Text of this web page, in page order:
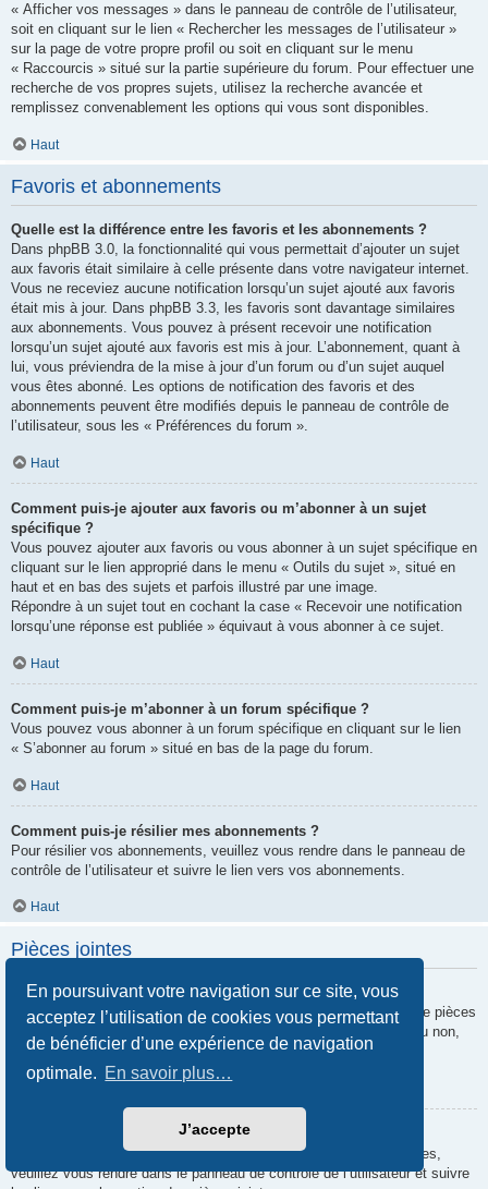
En poursuivant votre navigation sur ce site, vous
acceptez l’utilisation de cookies vous permettant
de bénéficier d’une expérience de navigation
optimale. En savoir plus…
J’accepte
« Afficher vos messages » dans le panneau de contrôle de l’utilisateur,
soit en cliquant sur le lien « Rechercher les messages de l’utilisateur »
sur la page de votre propre profil ou soit en cliquant sur le menu
« Raccourcis » situé sur la partie supérieure du forum. Pour effectuer une
recherche de vos propres sujets, utilisez la recherche avancée et
remplissez convenablement les options qui vous sont disponibles.
Haut
Favoris et abonnements
Quelle est la différence entre les favoris et les abonnements ?
Dans phpBB 3.0, la fonctionnalité qui vous permettait d’ajouter un sujet
aux favoris était similaire à celle présente dans votre navigateur internet.
Vous ne receviez aucune notification lorsqu’un sujet ajouté aux favoris
était mis à jour. Dans phpBB 3.3, les favoris sont davantage similaires
aux abonnements. Vous pouvez à présent recevoir une notification
lorsqu’un sujet ajouté aux favoris est mis à jour. L’abonnement, quant à
lui, vous préviendra de la mise à jour d’un forum ou d’un sujet auquel
vous êtes abonné. Les options de notification des favoris et des
abonnements peuvent être modifiés depuis le panneau de contrôle de
l’utilisateur, sous les « Préférences du forum ».
Haut
Comment puis-je ajouter aux favoris ou m’abonner à un sujet
spécifique ?
Vous pouvez ajouter aux favoris ou vous abonner à un sujet spécifique en
cliquant sur le lien approprié dans le menu « Outils du sujet », situé en
haut et en bas des sujets et parfois illustré par une image.
Répondre à un sujet tout en cochant la case « Recevoir une notification
lorsqu’une réponse est publiée » équivaut à vous abonner à ce sujet.
Haut
Comment puis-je m’abonner à un forum spécifique ?
Vous pouvez vous abonner à un forum spécifique en cliquant sur le lien
« S’abonner au forum » situé en bas de la page du forum.
Haut
Comment puis-je résilier mes abonnements ?
Pour résilier vos abonnements, veuillez vous rendre dans le panneau de
contrôle de l’utilisateur et suivre le lien vers vos abonnements.
Haut
Pièces jointes
Quelles pièces jointes sont autorisées sur ce forum ?
Chaque administrateur peut autoriser ou interdire certains types de pièces
jointes. Si vous n’êtes pas certain de savoir ce qui est autorisé ou non,
nous vous invitons à contacter un administrateur du forum.
Comment puis-je retrouver toutes mes pièces jointes ?
Pour retrouver la liste des pièces jointes que vous avez transférées,
veuillez vous rendre dans le panneau de contrôle de l’utilisateur et suivre